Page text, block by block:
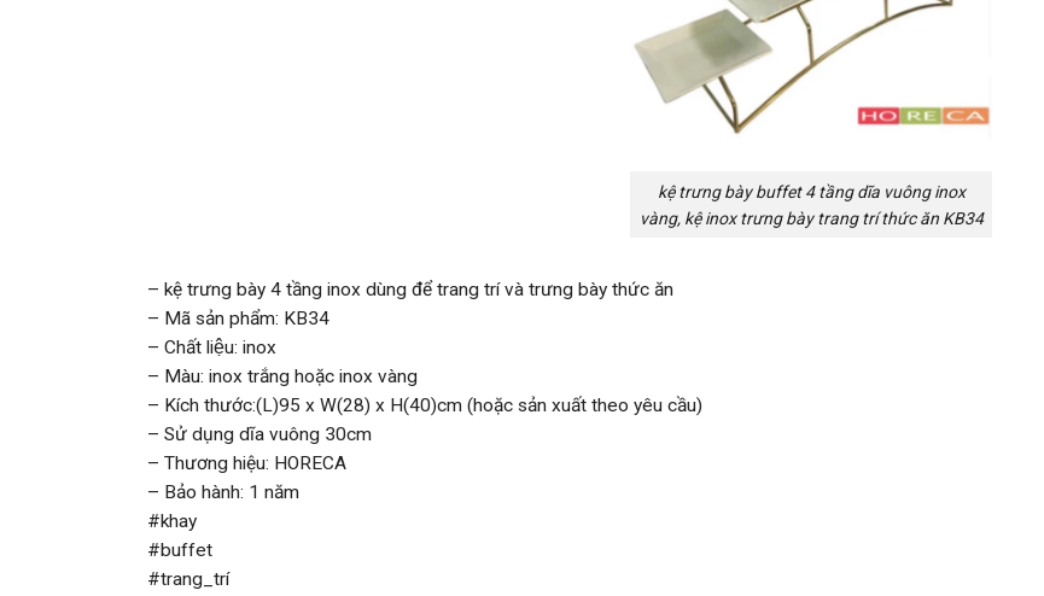
kệ trưng bày buffet 4 tầng dĩa vuông inox
vàng, kệ inox trưng bày trang trí thức ăn KB34
– kệ trưng bày 4 tầng inox dùng để trang trí và trưng bày thức ăn
– Mã sản phẩm: KB34
– Chất liệu: inox
– Màu: inox trắng hoặc inox vàng
– Kích thước:(L)95 x W(28) x H(40)cm (hoặc sản xuất theo yêu cầu)
– Sử dụng dĩa vuông 30cm
– Thương hiệu: HORECA
– Bảo hành: 1 năm
#khay
#buffet
#trang_trí